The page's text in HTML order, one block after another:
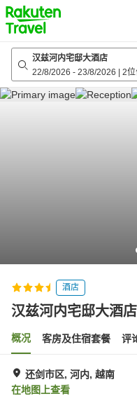
to
top
page
汉兹河内宅邸大酒店
22/8/2026 - 23/8/2026 2
酒店
汉兹河内宅邸大酒店
概况 客房及住宿套餐 评
还剑市区, 河内, 越南
在地图上查看